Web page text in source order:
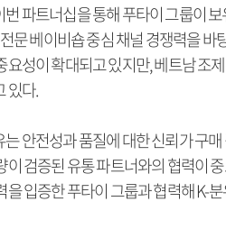
파트너십을 통해 푸타이 그룹이
문 베이비숍 중심 채널 경쟁력을
요성이 확대되고 있지만, 베트남 조
있다.
안전성과 품질에 대한 신뢰가 구
이 검증된 유통 파트너와의 협력이
을 입증한 푸타이 그룹과 협력해 K-